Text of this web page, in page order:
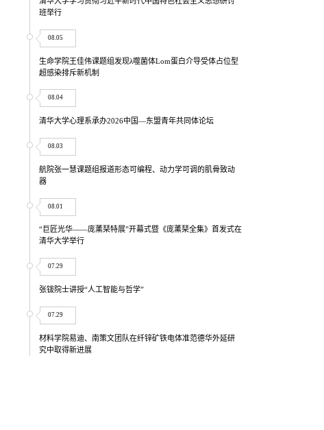
班举行
08.05
生命学院王佳伟课题组发现λ噬菌体Lom蛋白介导受体占位型
超感染排斥新机制
08.04
清华大学心理系承办2026中国—东盟青年共同体论坛
08.03
航院张一慧课题组报道形态可编程、动力学可调的肌骨致动
器
08.01
“巨匠光华——庞薰琹特展”开幕式暨《庞薰琹全集》首发式在
清华大学举行
07.29
张钹院士讲授“人工智能与哲学”
07.29
材料学院易迪、南策文团队在纤锌矿铁电体准范德华外延研
究中取得新进展